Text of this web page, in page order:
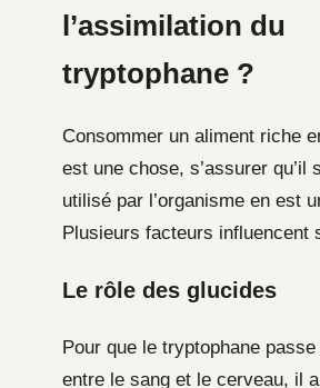
l’assimilation du
tryptophane ?
Consommer un aliment riche
est une chose, s’assurer qu’il
utilisé par l’organisme en est
Plusieurs facteurs influencent
Le rôle des glucides
Pour que le tryptophane
entre le sang et le cerveau, il